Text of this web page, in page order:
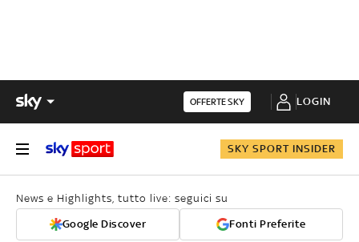
OFFERTE SKY LOGIN
SKY SPORT INSIDER
News e Highlights, tutto live: seguici su
Google Discover Fonti Preferite